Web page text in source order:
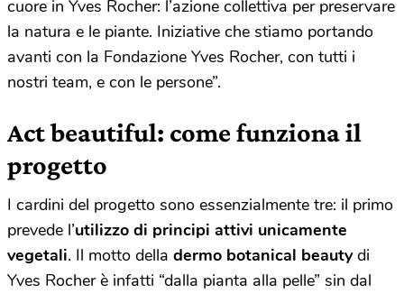
cuore in Yves Rocher: l’azione collettiva per preservare
la natura e le piante. Iniziative che stiamo portando
avanti con la Fondazione Yves Rocher, con tutti i
nostri team, e con le persone”.
Act beautiful: come funziona il
progetto
I cardini del progetto sono essenzialmente tre: il primo
prevede l’utilizzo di principi attivi unicamente
vegetali. Il motto della dermo botanical beautydi
Yves Rocher è infatti “dalla pianta alla pelle” sin dal